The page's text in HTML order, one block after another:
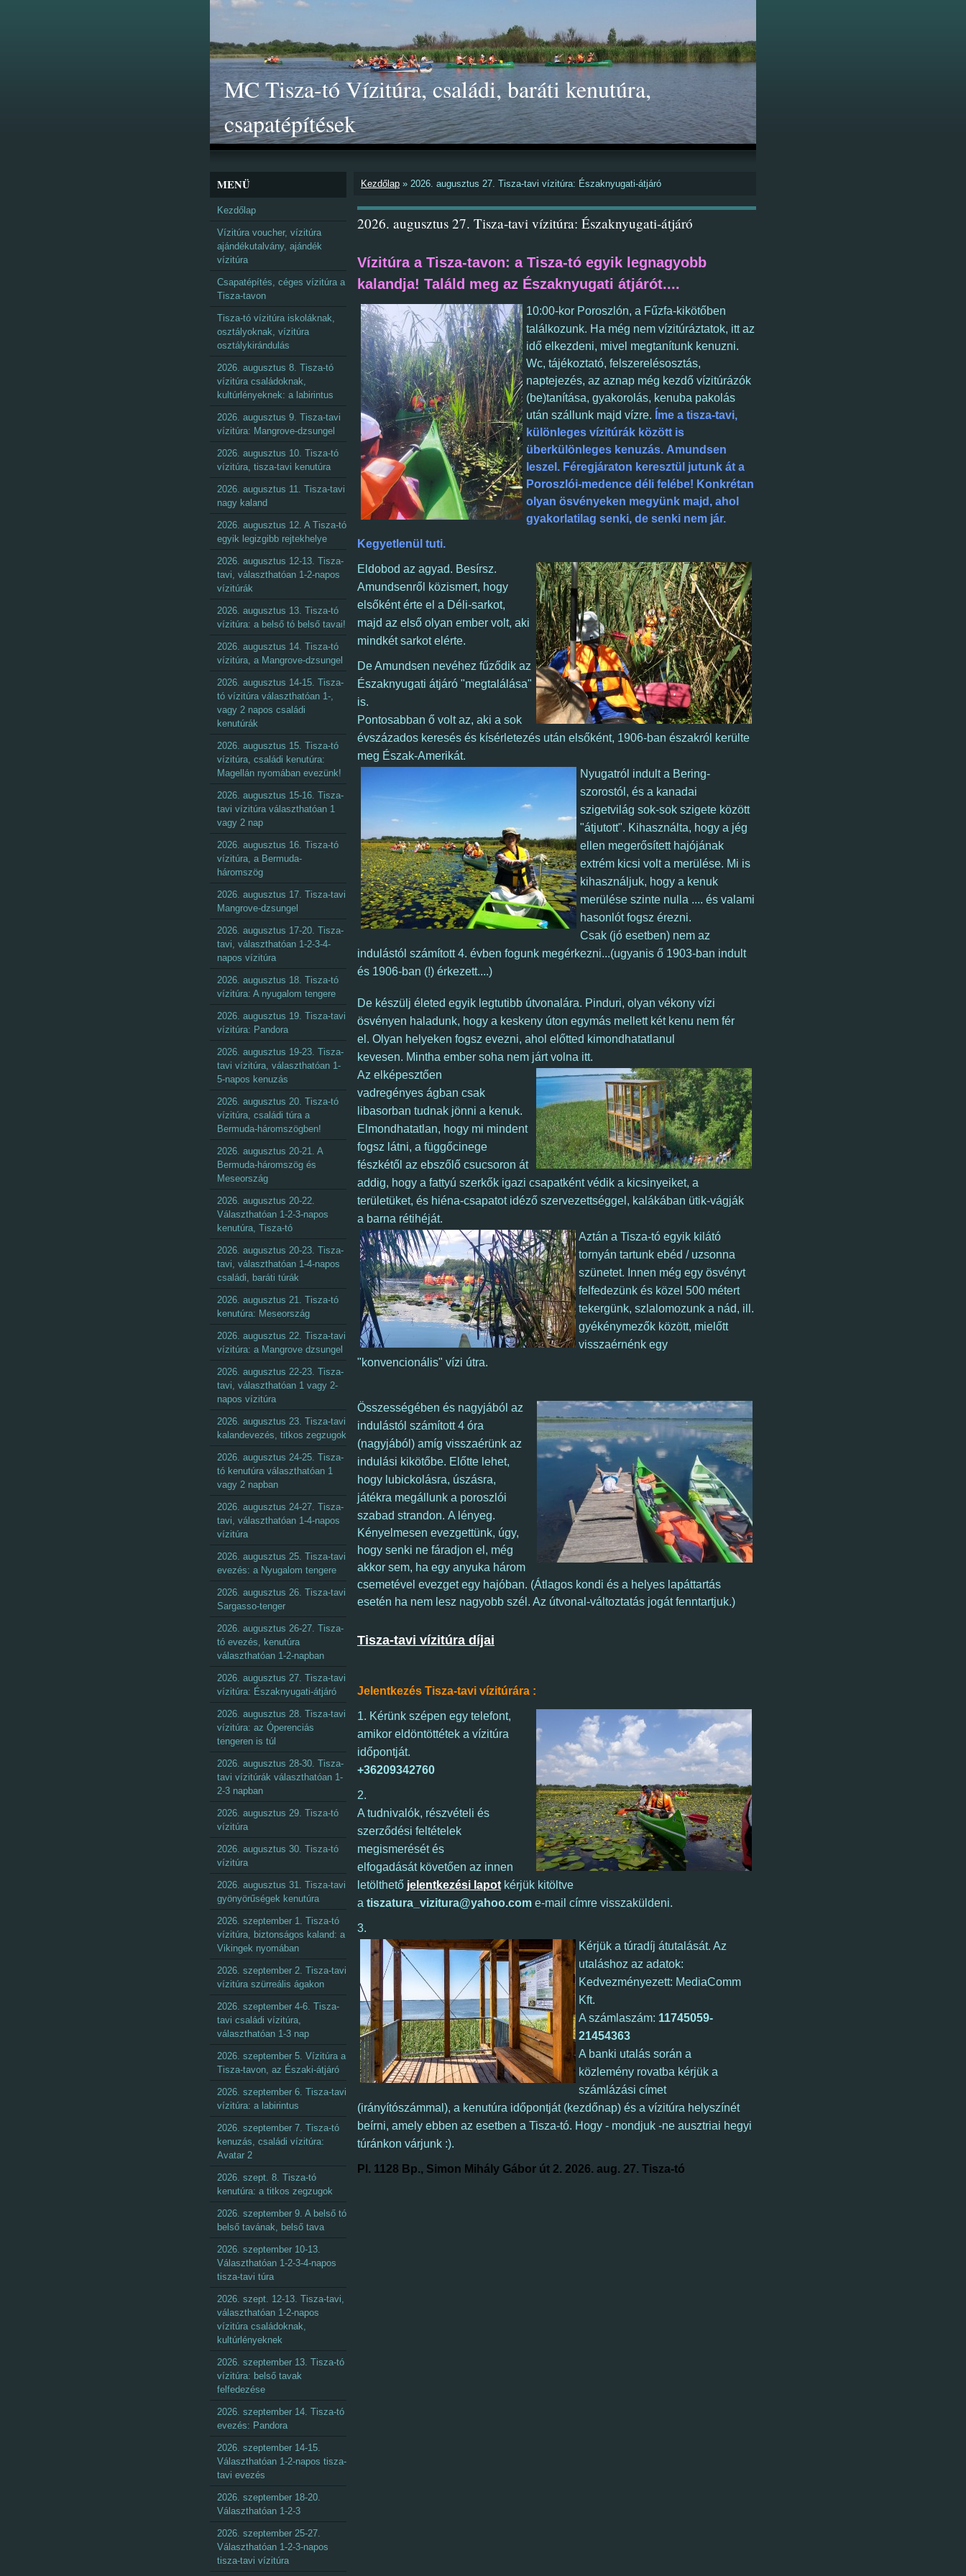
MC Tisza-tó Vízitúra, családi, baráti kenutúra,
csapatépítések
Kezdőlap » 2026. augusztus 27. Tisza-tavi vízitúra: Északnyugati-átjáró
2026. augusztus 27. Tisza-tavi vízitúra: Északnyugati-átjáró
Vízitúra a Tisza-tavon: a Tisza-tó egyik legnagyobb
kalandja! Találd meg az Északnyugati átjárót....
10:00-kor Poroszlón, a Fűzfa-kikötőben
találkozunk. Ha még nem vízitúráztatok, itt az
idő elkezdeni, mivel megtanítunk kenuzni.
Wc, tájékoztató, felszerelésosztás,
naptejezés, az aznap még kezdő vízitúrázók
(be)tanítása, gyakorolás, kenuba pakolás
után szállunk majd vízre. Íme a tisza-tavi,
különleges vízitúrák között is
überkülönleges kenuzás. Amundsen
leszel. Féregjáraton keresztül jutunk át a
Poroszlói-medence déli felébe! Konkrétan
olyan ösvényeken megyünk majd, ahol
gyakorlatilag senki, de senki nem jár.
Kegyetlenül tuti.
Eldobod az agyad. Besírsz.
Amundsenről közismert, hogy
elsőként érte el a Déli-sarkot,
majd az első olyan ember volt, aki
mindkét sarkot elérte.
De Amundsen nevéhez fűződik az
Északnyugati átjáró "megtalálása"
is.
Pontosabban ő volt az, aki a sok
évszázados keresés és kísérletezés után elsőként, 1906-ban északról kerülte
meg Észak-Amerikát.
Nyugatról indult a Bering-
szorostól, és a kanadai
szigetvilág sok-sok szigete között
"átjutott". Kihasználta, hogy a jég
ellen megerősített hajójának
extrém kicsi volt a merülése. Mi is
kihasználjuk, hogy a kenuk
merülése szinte nulla .... és valami
hasonlót fogsz érezni.
Csak (jó esetben) nem az
indulástól számított 4. évben fogunk megérkezni...(ugyanis ő 1903-ban indult
és 1906-ban (!) érkezett....)
De készülj életed egyik legtutibb útvonalára. Pinduri, olyan vékony vízi
ösvényen haladunk, hogy a keskeny úton egymás mellett két kenu nem fér
el. Olyan helyeken fogsz evezni, ahol előtted kimondhatatlanul
kevesen. Mintha ember soha nem járt volna itt.
Az elképesztően
vadregényes ágban csak
libasorban tudnak jönni a kenuk.
Elmondhatatlan, hogy mi mindent
fogsz látni, a függőcinege
fészkétől az ebszőlő csucsoron át
addig, hogy a fattyú szerkők igazi csapatként védik a kicsinyeiket, a
területüket, és hiéna-csapatot idéző szervezettséggel, kalákában ütik-vágják
a barna rétihéját.
Aztán a Tisza-tó egyik kilátó
tornyán tartunk ebéd / uzsonna
szünetet. Innen még egy ösvényt
felfedezünk és közel 500 métert
tekergünk, szlalomozunk a nád, ill.
gyékénymezők között, mielőtt
visszaérnénk egy
"konvencionális" vízi útra.
Összességében és nagyjából az
indulástól számított 4 óra
(nagyjából) amíg visszaérünk az
indulási kikötőbe. Előtte lehet,
hogy lubickolásra, úszásra,
játékra megállunk a poroszlói
szabad strandon. A lényeg.
Kényelmesen evezgettünk, úgy,
hogy senki ne fáradjon el, még
akkor sem, ha egy anyuka három
csemetével evezget egy hajóban. (Átlagos kondi és a helyes lapáttartás
esetén ha nem lesz nagyobb szél. Az útvonal-változtatás jogát fenntartjuk.)
Tisza-tavi vízitúra díjai
Jelentkezés Tisza-tavi vízitúrára :
1. Kérünk szépen egy telefont,
amikor eldöntöttétek a vízitúra
időpontját.
+36209342760
2.
A tudnivalók, részvételi és
szerződési feltételek
megismerését és
elfogadását követően az innen
letölthető jelentkezési lapot kérjük kitöltve
a tiszatura_vizitura@yahoo.com e-mail címre visszaküldeni.
3.
Kérjük a túradíj átutalását. Az
utaláshoz az adatok:
Kedvezményezett: MediaComm
Kft.
A számlaszám: 11745059-
21454363
A banki utalás során a
közlemény rovatba kérjük a
számlázási címet
(irányítószámmal), a kenutúra időpontját (kezdőnap) és a vízitúra helyszínét
beírni, amely ebben az esetben a Tisza-tó. Hogy - mondjuk -ne ausztriai hegyi
túránkon várjunk :).
Pl. 1128 Bp., Simon Mihály Gábor út 2. 2026. aug. 27. Tisza-tó
MENÜ
Kezdőlap
Vízitúra voucher, vízitúra
ajándékutalvány, ajándék
vízitúra
Csapatépítés, céges vízitúra a
Tisza-tavon
Tisza-tó vízitúra iskoláknak,
osztályoknak, vízitúra
osztálykirándulás
2026. augusztus 8. Tisza-tó
vízitúra családoknak,
kultúrlényeknek: a labirintus
2026. augusztus 9. Tisza-tavi
vízitúra: Mangrove-dzsungel
2026. augusztus 10. Tisza-tó
vízitúra, tisza-tavi kenutúra
2026. augusztus 11. Tisza-tavi
nagy kaland
2026. augusztus 12. A Tisza-tó
egyik legizgibb rejtekhelye
2026. augusztus 12-13. Tisza-
tavi, választhatóan 1-2-napos
vízitúrák
2026. augusztus 13. Tisza-tó
vízitúra: a belső tó belső tavai!
2026. augusztus 14. Tisza-tó
vízitúra, a Mangrove-dzsungel
2026. augusztus 14-15. Tisza-
tó vízitúra választhatóan 1-,
vagy 2 napos családi
kenutúrák
2026. augusztus 15. Tisza-tó
vízitúra, családi kenutúra:
Magellán nyomában evezünk!
2026. augusztus 15-16. Tisza-
tavi vízitúra választhatóan 1
vagy 2 nap
2026. augusztus 16. Tisza-tó
vízitúra, a Bermuda-
háromszög
2026. augusztus 17. Tisza-tavi
Mangrove-dzsungel
2026. augusztus 17-20. Tisza-
tavi, választhatóan 1-2-3-4-
napos vízitúra
2026. augusztus 18. Tisza-tó
vízitúra: A nyugalom tengere
2026. augusztus 19. Tisza-tavi
vízitúra: Pandora
2026. augusztus 19-23. Tisza-
tavi vízitúra, választhatóan 1-
5-napos kenuzás
2026. augusztus 20. Tisza-tó
vízitúra, családi túra a
Bermuda-háromszögben!
2026. augusztus 20-21. A
Bermuda-háromszög és
Meseország
2026. augusztus 20-22.
Választhatóan 1-2-3-napos
kenutúra, Tisza-tó
2026. augusztus 20-23. Tisza-
tavi, választhatóan 1-4-napos
családi, baráti túrák
2026. augusztus 21. Tisza-tó
kenutúra: Meseország
2026. augusztus 22. Tisza-tavi
vízitúra: a Mangrove dzsungel
2026. augusztus 22-23. Tisza-
tavi, választhatóan 1 vagy 2-
napos vízitúra
2026. augusztus 23. Tisza-tavi
kalandevezés, titkos zegzugok
2026. augusztus 24-25. Tisza-
tó kenutúra választhatóan 1
vagy 2 napban
2026. augusztus 24-27. Tisza-
tavi, választhatóan 1-4-napos
vízitúra
2026. augusztus 25. Tisza-tavi
evezés: a Nyugalom tengere
2026. augusztus 26. Tisza-tavi
Sargasso-tenger
2026. augusztus 26-27. Tisza-
tó evezés, kenutúra
választhatóan 1-2-napban
2026. augusztus 27. Tisza-tavi
vízitúra: Északnyugati-átjáró
2026. augusztus 28. Tisza-tavi
vízitúra: az Óperenciás
tengeren is túl
2026. augusztus 28-30. Tisza-
tavi vízitúrák választhatóan 1-
2-3 napban
2026. augusztus 29. Tisza-tó
vízitúra
2026. augusztus 30. Tisza-tó
vízitúra
2026. augusztus 31. Tisza-tavi
gyönyörűségek kenutúra
2026. szeptember 1. Tisza-tó
vízitúra, biztonságos kaland: a
Vikingek nyomában
2026. szeptember 2. Tisza-tavi
vízitúra szürreális ágakon
2026. szeptember 4-6. Tisza-
tavi családi vízitúra,
választhatóan 1-3 nap
2026. szeptember 5. Vízitúra a
Tisza-tavon, az Északi-átjáró
2026. szeptember 6. Tisza-tavi
vízitúra: a labirintus
2026. szeptember 7. Tisza-tó
kenuzás, családi vízitúra:
Avatar 2
2026. szept. 8. Tisza-tó
kenutúra: a titkos zegzugok
2026. szeptember 9. A belső tó
belső tavának, belső tava
2026. szeptember 10-13.
Választhatóan 1-2-3-4-napos
tisza-tavi túra
2026. szept. 12-13. Tisza-tavi,
választhatóan 1-2-napos
vízitúra családoknak,
kultúrlényeknek
2026. szeptember 13. Tisza-tó
vízitúra: belső tavak
felfedezése
2026. szeptember 14. Tisza-tó
evezés: Pandora
2026. szeptember 14-15.
Választhatóan 1-2-napos tisza-
tavi evezés
2026. szeptember 18-20.
Választhatóan 1-2-3
2026. szeptember 25-27.
Választhatóan 1-2-3-napos
tisza-tavi vízitúra